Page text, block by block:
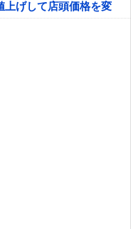
上げして店頭価格を変